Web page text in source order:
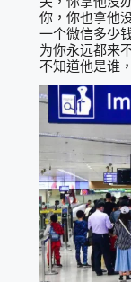
你，你也拿他
一个微信多少
为你永远都来
不知道他是谁